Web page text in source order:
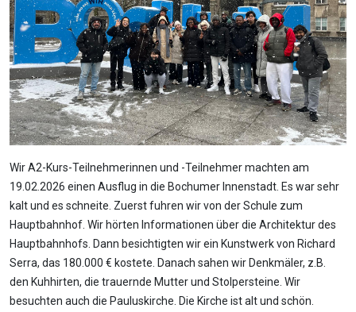
Wir A2-Kurs-Teilnehmerinnen und -Teilnehmer machten am
19.02.2026 einen Ausflug in die Bochumer Innenstadt. Es war sehr
kalt und es schneite. Zuerst fuhren wir von der Schule zum
Hauptbahnhof. Wir hörten Informationen über die Architektur des
Hauptbahnhofs. Dann besichtigten wir ein Kunstwerk von Richard
Serra, das 180.000 € kostete. Danach sahen wir Denkmäler, z.B.
den Kuhhirten, die trauernde Mutter und Stolpersteine. Wir
besuchten auch die Pauluskirche. Die Kirche ist alt und schön.